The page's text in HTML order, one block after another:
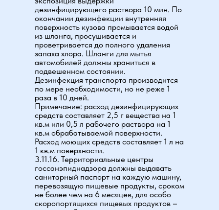
дезинфицирующего раствора 10 мин. По
окончании дезинфекции внутренняя
поверхность кузова промывается водой
из шланга, просушивается и
проветривается до полного удаления
запаха хлора. Шланги для мытья
автомобилей должны храниться в
подвешенном состоянии.
Дезинфекция транспорта производится
по мере необходимости, но не реже 1
раза в 10 дней.
Примечание: расход дезинфицирующих
средств составляет 2,5 г вещества на 1
кв.м или 0,5 л рабочего раствора на 1
кв.м обрабатываемой поверхности.
Расход моющих средств составляет 1 л на
1 кв.м поверхности.
3.11.16. Территориальные центры
госсанэпиднадзора должны выдавать
санитарный паспорт на каждую машину,
перевозящую пищевые продукты, сроком
не более чем на 6 месяцев, для особо
скоропортящихся пищевых продуктов –